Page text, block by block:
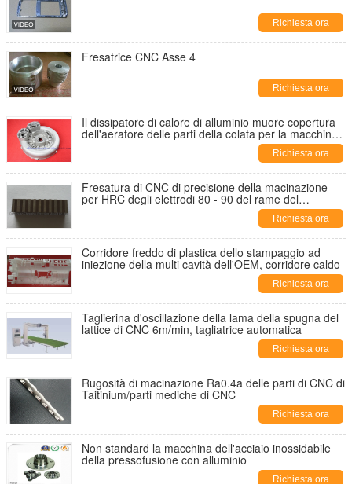
Richiesta ora
Fresatrice CNC Asse 4
Richiesta ora
Il dissipatore di calore di alluminio muore copertura
dell'aeratore delle parti della colata per la macchina
Richiesta ora
Fresatura di CNC di precisione della macinazione
per HRC degli elettrodi 80 - 90 del rame del
Richiesta ora
Corridore freddo di plastica dello stampaggio ad
iniezione della multi cavità dell'OEM, corridore caldo
Richiesta ora
Taglierina d'oscillazione della lama della spugna del
lattice di CNC 6m/min, tagliatrice automatica
Richiesta ora
Rugosità di macinazione Ra0.4a delle parti di CNC di
Taitinium/parti mediche di CNC
Richiesta ora
Non standard la macchina dell'acciaio inossidabile
della pressofusione con alluminio
Richiesta ora